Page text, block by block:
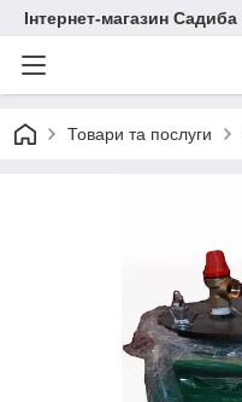
Інтернет-магазин Садиба
Товари та послуги